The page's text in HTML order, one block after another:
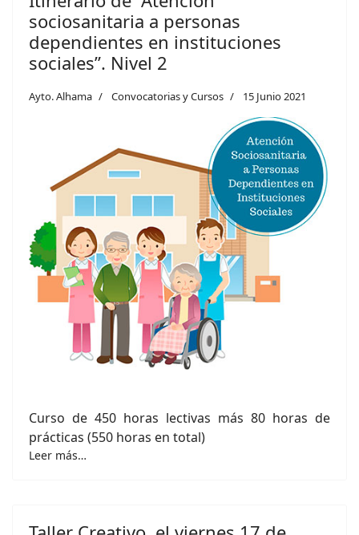
sociosanitaria a personas
dependientes en instituciones
sociales”. Nivel 2
Ayto. Alhama Convocatorias y Cursos 15 Junio 2021
Curso de 450 horas lectivas más 80 horas de
prácticas (550 horas en total)
Leer más…